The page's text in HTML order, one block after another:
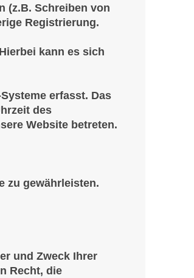
(z.B. Schreiben von
Registrierung.
kann es sich
erfasst. Das
des
Website betreten.
zu gewährleisten.
und Zweck Ihrer
Recht, die